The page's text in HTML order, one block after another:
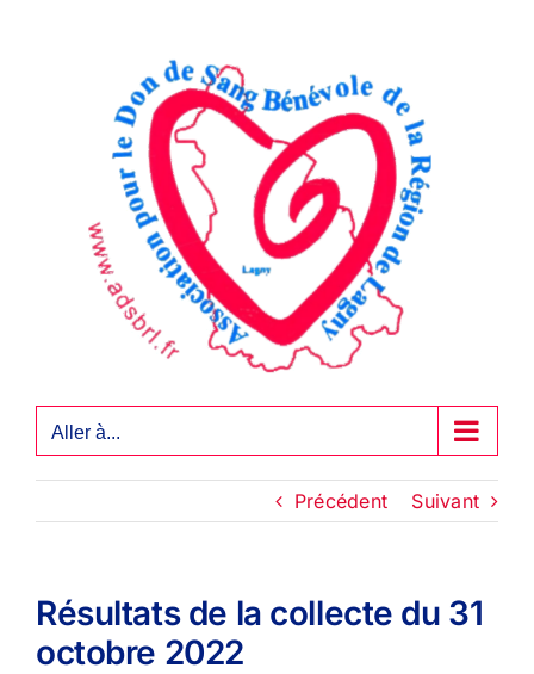
Aller à...
Précédent Suivant
Résultats de la collecte du 31
octobre 2022